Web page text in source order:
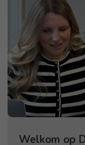
Welkom op